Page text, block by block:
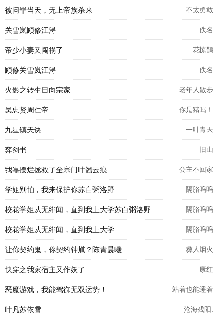
被问罪当天，无上帝族杀来 不太勇敢
关雪岚顾修江浔 佚名
帝少小妻又闯祸了 花惊鹊
顾修关雪岚江浔 佚名
火影之转生日向宗家 老年人散步
吴忠贤周仁帝 你是猪吗！
九星镇天诀 一叶青天
弈剑书 旧山
我靠摆烂拯救了全宗门叶翘云痕 公主不回家
学姐别怕，我来保护你苏白粥洛野 隔胳呜呜
校花学姐从无绯闻，直到我上大学苏白粥洛野 隔胳呜呜
校花学姐从无绯闻，直到我上大学 隔胳呜呜
让你契约鬼，你契约钟馗？陈青晨曦 彝人烟火
快穿之我家宿主又作妖了 康红
恶魔游戏，我能驾御无双运势！ 站着也能睡着
叶凡苏依雪 沧海残阳.